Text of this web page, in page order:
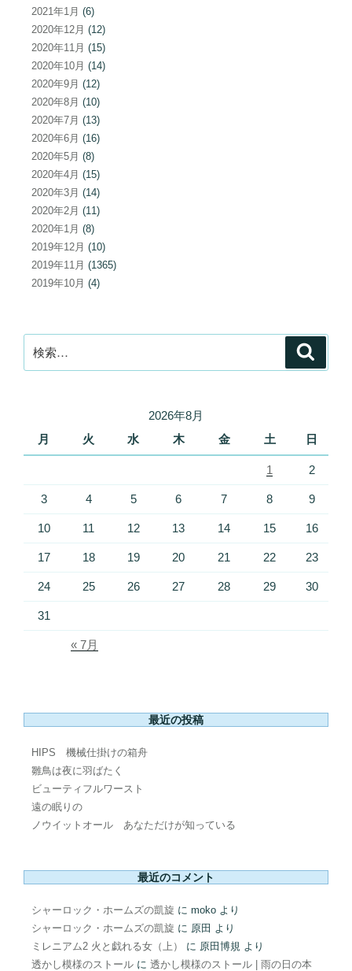
2021年1月 (6)
2020年12月 (12)
2020年11月 (15)
2020年10月 (14)
2020年9月 (12)
2020年8月 (10)
2020年7月 (13)
2020年6月 (16)
2020年5月 (8)
2020年4月 (15)
2020年3月 (14)
2020年2月 (11)
2020年1月 (8)
2019年12月 (10)
2019年11月 (1365)
2019年10月 (4)
索:
2026年8月
月
火 水 木 金 土 日
1 2
3 4 5 6 7 8 9
10 11 12 13 14 15 16
17 18 19 20 21 22 23
24 25 26 27 28 29 30
31
« 7月
最近の投稿
HIPS 機械仕掛けの箱舟
雛鳥は夜に羽ばたく
ビューティフルワースト
遠の眠りの
ノウイットオール あなただけが知っている
最近のコメント
シャーロック・ホームズの凱旋 に moko より
シャーロック・ホームズの凱旋 に 原田 より
ミレニアム2 火と戯れる女（上）
に 原田博規 より
透かし模様のストール に 透かし模様のストール | 雨の日の本